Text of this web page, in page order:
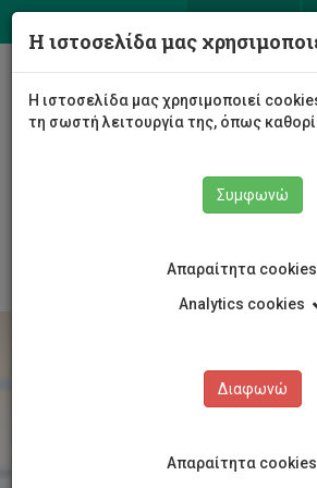
Διοίκηση
Διοικητικές Υπηρεσίες
Η ιστοσελίδα μας
Η ιστοσελίδα μας χρησιμοποιεί
τη σωστή λειτουργία της, όπως
Συμφωνώ
Απαραίτητα cookies
Analytics cookies
Διαφωνώ
Απαραίτητα cookies